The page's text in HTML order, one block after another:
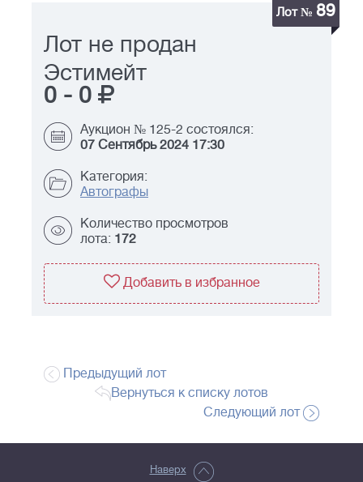
Лот № 89
Лот не продан
Эстимейт
0 - 0
Аукцион № 125-2 состоялся:
07 Сентябрь 2024 17:30
Категория:
Автографы
Количество просмотров
лота: 172
Добавить в избранное
Предыдущий лот
Вернуться к списку лотов
Следующий лот
Наверх